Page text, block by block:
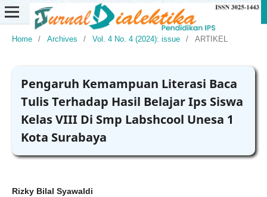
Home / Archives / Vol. 4 No. 4 (2024): issue / ARTIKEL
Pengaruh Kemampuan Literasi Baca
Tulis Terhadap Hasil Belajar Ips Siswa
Kelas VIII Di Smp Labshcool Unesa 1
Kota Surabaya
Rizky Bilal Syawaldi